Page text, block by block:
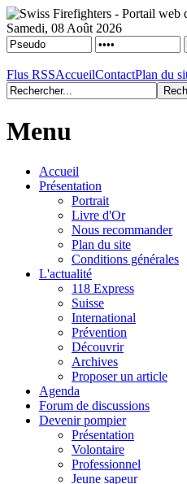
Samedi, 08 Août 2026
Flus RSSAccueilContactPlan du
Menu
Accueil
Présentation
Portrait
Livre d'Or
Nous recommander
Plan du site
Conditions générales
L'actualité
118 Express
Suisse
International
Prévention
Découvrir
Archives
Proposer un article
Agenda
Forum de discussions
Devenir pompier
Présentation
Volontaire
Professionnel
Jeune sapeur